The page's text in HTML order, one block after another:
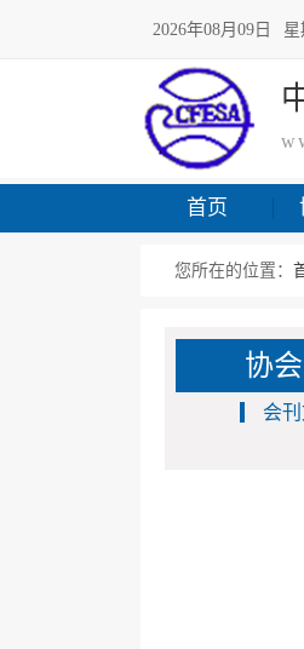
2026年08月09日 星
首页
您所在的位置：
协
会